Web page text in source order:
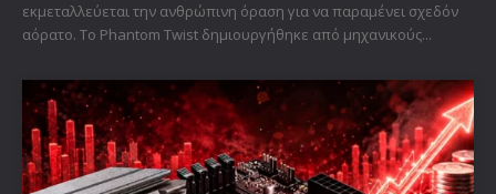
εκμεταλλεύεται την ανθρώπινη όραση για να παραμένει σχεδόν
αόρατο. Το Phantom Twist δημιουργήθηκε από μηχανικούς...